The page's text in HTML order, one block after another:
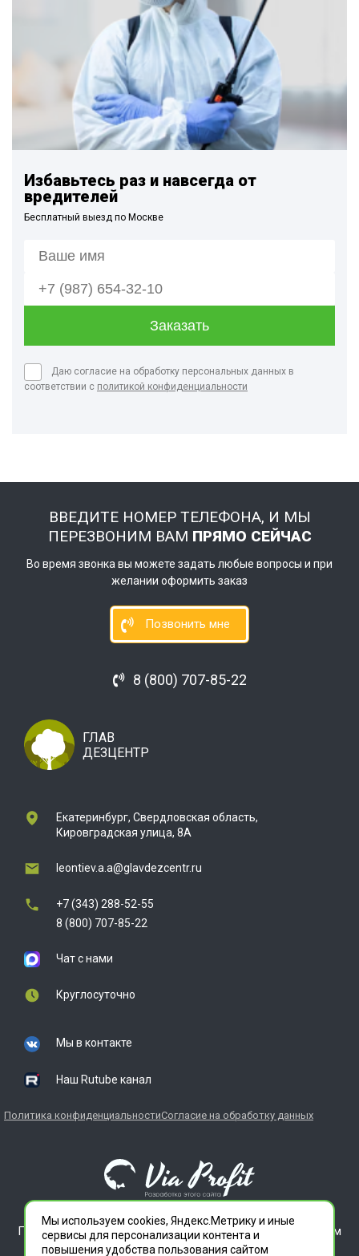
Избавьтесь раз и навсегда от
вредителей
Бесплатный выезд по Москве
Даю согласие на обработку персональных данных в
соответствии с политикой конфиденциальности
ВВЕДИТЕ НОМЕР ТЕЛЕФОНА, И МЫ
ПЕРЕЗВОНИМ ВАМ ПРЯМО СЕЙЧАС
Во время звонка вы можете задать любые вопросы и при
желании оформить заказ
Позвонить мне
8 (800) 707-85-22
ГЛАВ
ДЕЗЦЕНТР
Екатеринбург, Свердловская область,
Кировградская улица, 8А
leontiev.a.a@glavdezcentr.ru
+7 (343) 288-52-55
8 (800) 707-85-22
Чат с нами
Круглосуточно
Мы в контакте
Наш Rutube канал
Политика конфиденциальностиСогласие на обработку данных
ГЛАВДЕЗЦЕНТР является зарегистрированным товарным
знаком. Все права защищены.
Мы используем cookies, Яндекс.Метрику и иные
сервисы для персонализации контента и
повышения удобства пользования сайтом